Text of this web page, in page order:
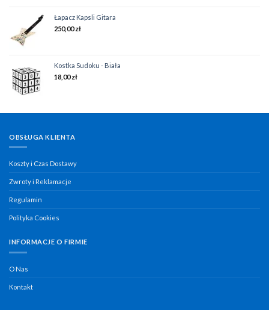
Łapacz Kapsli Gitara
250,00zł
Kostka Sudoku - Biała
18,00zł
OBSŁUGA KLIENTA
Koszty i Czas Dostawy
Zwroty i Reklamacje
Regulamin
Polityka Cookies
INFORMACJE O FIRMIE
O Nas
Kontakt